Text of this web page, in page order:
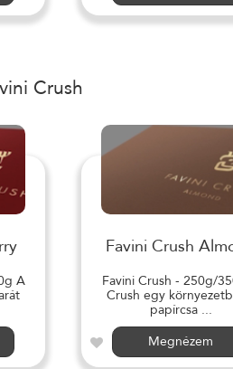
Crush
A
Favini Crush
Favini Crush - 250g/
Crush egy
papírcsa ...
Megnézem